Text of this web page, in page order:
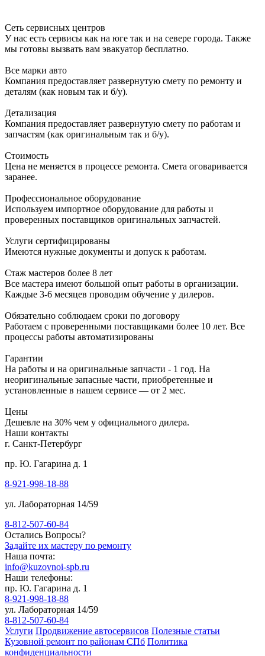
Сеть сервисных центров
У нас есть сервисы как на юге так и на севере города. Также
мы готовы вызвать вам эвакуатор бесплатно.
Все марки авто
Компания предоставляет развернутую смету по ремонту и
деталям (как новым так и б/у).
Детализация
Компания предоставляет развернутую смету по работам и
запчастям (как оригинальным так и б/у).
Стоимость
Цена не меняется в процессе ремонта. Смета оговаривается
заранее.
Профессиональное оборудование
Используем импортное оборудование для работы и
проверенных поставщиков оригинальных запчастей.
Услуги сертифицированы
Имеются нужные документы и допуск к работам.
Стаж мастеров более 8 лет
Все мастера имеют большой опыт работы в организации.
Каждые 3-6 месяцев проводим обучение у дилеров.
Обязательно соблюдаем сроки по договору
Работаем с проверенными поставщиками более 10 лет. Все
процессы работы автоматизированы
Гарантии
На работы и на оригинальные запчасти - 1 год. На
неоригинальные запасные части, приобретенные и
установленные в нашем сервисе — от 2 мес.
Цены
Дешевле на 30% чем у официального дилера.
Наши контакты
г. Санкт-Петербург
пр. Ю. Гагарина д. 1
8-921-998-18-88
ул. Лабораторная 14/59
8-812-507-60-84
Остались Вопросы?
Задайте их мастеру по ремонту
Наша почта:
info@kuzovnoi-spb.ru
Наши телефоны:
пр. Ю. Гагарина д. 1
8-921-998-18-88
ул. Лабораторная 14/59
8-812-507-60-84
Услуги Продвижение автосервисов Полезные статьи
Кузовной ремонт по районам СПб Политика
конфиденциальности